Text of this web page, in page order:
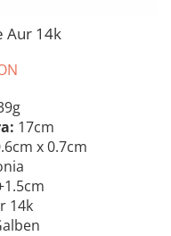
Aur 14k
17cm
x 0.7cm
14k